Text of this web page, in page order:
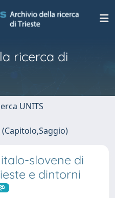
ricerca di
UNITS
slovene di
e dintorni